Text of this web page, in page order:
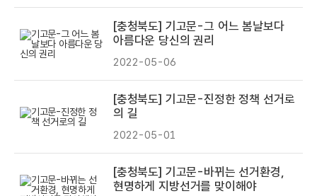
[충청북도] 기고문-그 어느 봄날보다
아름다운 당신의 권리
2022-05-06
[충청북도] 기고문-진정한 정책 선거로
의 길
2022-05-01
[충청북도] 기고문-바뀌는 선거환경,
현명하게 지방선거를 맞이해야